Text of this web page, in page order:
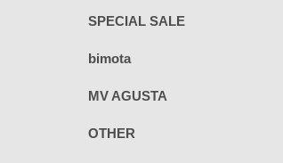
SPECIAL SALE
bimota
MV AGUSTA
OTHER